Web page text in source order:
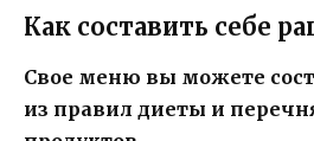
Как составить себе
Свое меню вы можете
из правил диеты и